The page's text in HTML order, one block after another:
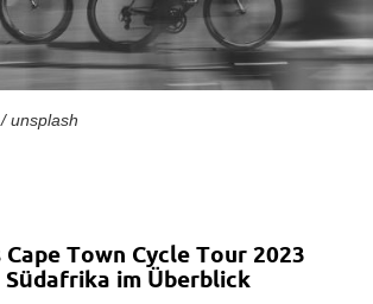
unsplash
Cape Town Cycle Tour 2023
Südafrika im Überblick